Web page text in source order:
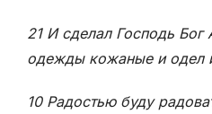
21 И сделал Господь
одежды кожаные и одел
10 Радостью буду